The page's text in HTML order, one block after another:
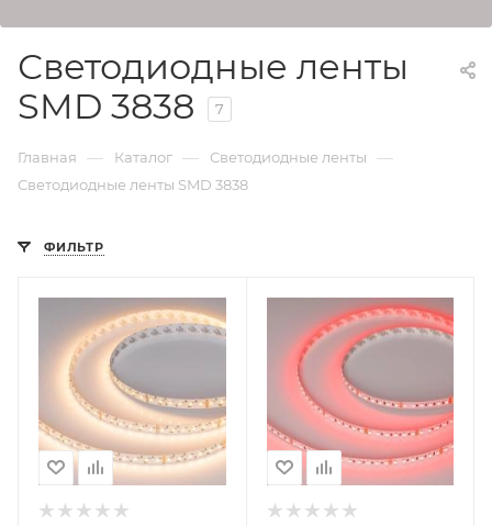
Светодиодные ленты
SMD 3838
7
Главная — Каталог — Светодиодные ленты —
Светодиодные ленты SMD 3838
ФИЛЬТР